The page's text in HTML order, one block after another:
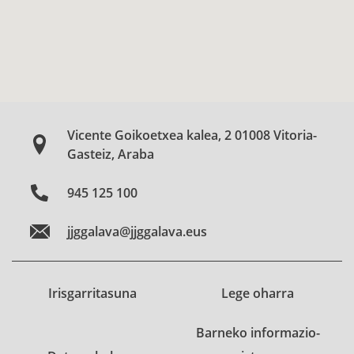
Vicente Goikoetxea kalea, 2 01008 Vitoria-
Gasteiz, Araba
945 125 100
jjggalava@jjggalava.eus
Irisgarritasuna Lege oharra
Barneko informazio-